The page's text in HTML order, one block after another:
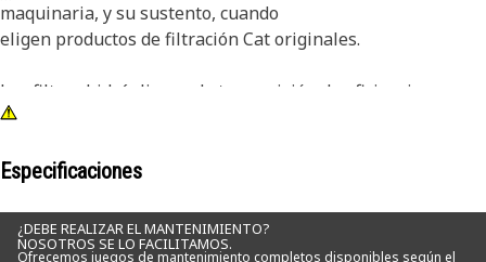
maquinaria, y su sustento, cuando
eligen productos de filtración Cat originales.
Los filtros hidráulicos y de transmisión de eficiencia
avanzada Cat permiten un mayor control de la
retención de suciedad. Mediante el uso de medios de filtro
mejor capacidad y características de menor caída de
presión.
Especificaciones
¿DEBE REALIZAR EL MANTENIMIENTO?
NOSOTROS SE LO FACILITAMOS.
Ofrecemos juegos de mantenimiento completos disponibles según el